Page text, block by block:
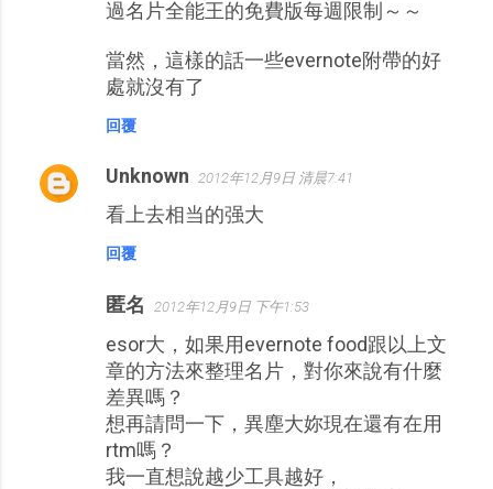
過名片全能王的免費版每週限制～～
當然，這樣的話一些evernote附帶的好
處就沒有了
回覆
Unknown 2012年12月9日 清晨7:41
看上去相当的强大
回覆
匿名 2012年12月9日 下午1:53
esor大，如果用evernote food跟以上文
章的方法來整理名片，對你來說有什麼
差異嗎？
想再請問一下，異塵大妳現在還有在用
rtm嗎？
我一直想說越少工具越好，